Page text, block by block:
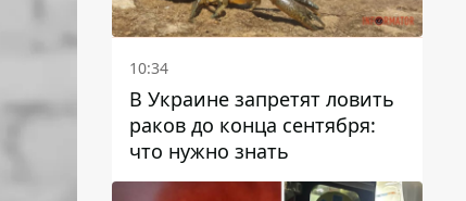
10:34
В Украине запретят ловить
раков до конца сентября:
что нужно знать